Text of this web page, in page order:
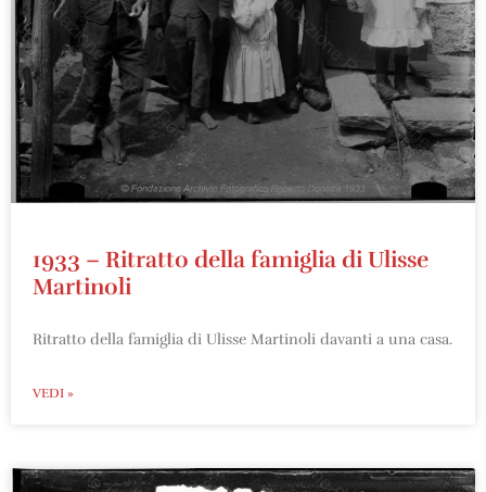
1933 – Ritratto della famiglia di Ulisse
Martinoli
Ritratto della famiglia di Ulisse Martinoli davanti a una casa.
VEDI »